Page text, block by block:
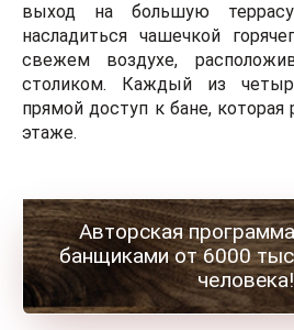
выход на большую террасу
насладиться чашечкой
свежем воздухе,
столиком.
Каждый из
прямой доступ к бане,
этаже.
Авторская
банщикамиот 6000
человека!